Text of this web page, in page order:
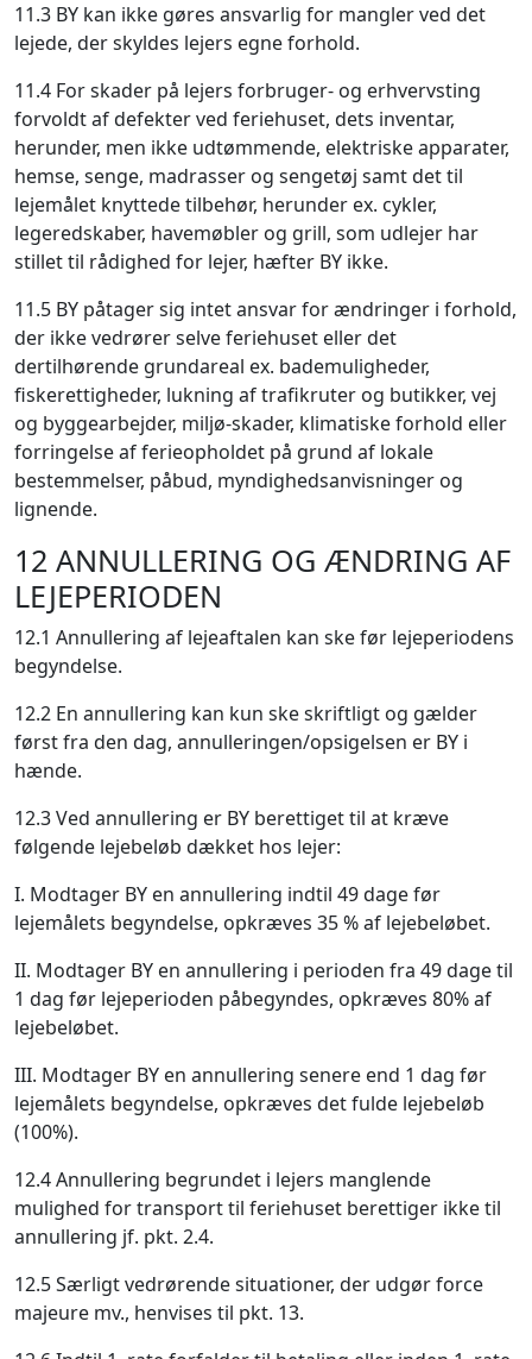
11.3 BY kan ikke gøres ansvarlig for mangler ved det
lejede, der skyldes lejers egne forhold.
11.4 For skader på lejers forbruger- og erhvervsting
forvoldt af defekter ved feriehuset, dets inventar,
herunder, men ikke udtømmende, elektriske apparater,
hemse, senge, madrasser og sengetøj samt det til
lejemålet knyttede tilbehør, herunder ex. cykler,
legeredskaber, havemøbler og grill, som udlejer har
stillet til rådighed for lejer, hæfter BY ikke.
11.5 BY påtager sig intet ansvar for ændringer i forhold,
der ikke vedrører selve feriehuset eller det
dertilhørende grundareal ex. bademuligheder,
fiskerettigheder, lukning af trafikruter og butikker, vej
og byggearbejder, miljø-skader, klimatiske forhold eller
forringelse af ferieopholdet på grund af lokale
bestemmelser, påbud, myndighedsanvisninger og
lignende.
12 ANNULLERING OG ÆNDRING AF
LEJEPERIODEN
12.1 Annullering af lejeaftalen kan ske før lejeperiodens
begyndelse.
12.2 En annullering kan kun ske skriftligt og gælder
først fra den dag, annulleringen/opsigelsen er BY i
hænde.
12.3 Ved annullering er BY berettiget til at kræve
følgende lejebeløb dækket hos lejer:
I. Modtager BY en annullering indtil 49 dage før
lejemålets begyndelse, opkræves 35 % af lejebeløbet.
II. Modtager BY en annullering i perioden fra 49 dage til
1 dag før lejeperioden påbegyndes, opkræves 80% af
lejebeløbet.
III. Modtager BY en annullering senere end 1 dag før
lejemålets begyndelse, opkræves det fulde lejebeløb
(100%).
12.4 Annullering begrundet i lejers manglende
mulighed for transport til feriehuset berettiger ikke til
annullering jf. pkt. 2.4.
12.5 Særligt vedrørende situationer, der udgør force
majeure mv., henvises til pkt. 13.